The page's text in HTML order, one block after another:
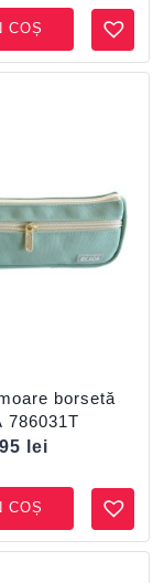
COȘ
borsetă
786031T
lei
COȘ